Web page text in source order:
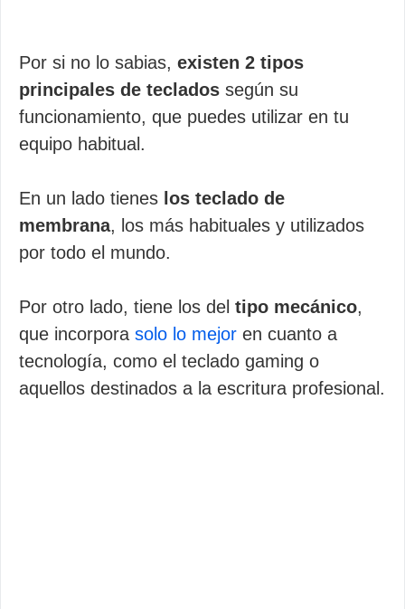
Por si no lo sabias, existen 2 tipos
principales de teclados según su
funcionamiento, que puedes utilizar en tu
equipo habitual.
En un lado tienes los teclado de
membrana, los más habituales y utilizados
por todo el mundo.
Por otro lado, tiene los del tipo mecánico,
que incorpora solo lo mejor en cuanto a
tecnología, como el teclado gaming o
aquellos destinados a la escritura profesional.